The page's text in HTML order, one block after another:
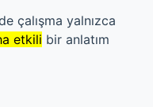
çalışma yalnızca
etkili bir anlatım